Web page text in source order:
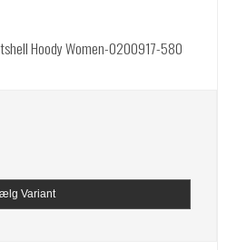
Hoody Women-0200917-580
Variant